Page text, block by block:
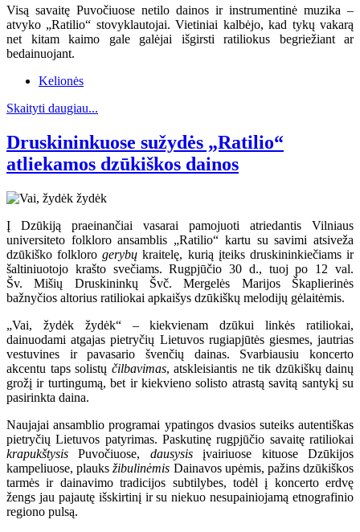
Visą savaitę Puvočiuose netilo dainos ir instrumentinė muzika –
atvyko „Ratilio“ stovyklautojai. Vietiniai kalbėjo, kad tykų vakarą
net kitam kaimo gale galėjai išgirsti ratiliokus begriežiant ar
bedainuojant.
Kelionės
Skaityti daugiau...
Druskininkuose sužydės „Ratilio“
atliekamos dzūkiškos dainos
Į Dzūkiją praeinančiai vasarai pamojuoti atriedantis Vilniaus
universiteto folkloro ansamblis „Ratilio“ kartu su savimi atsiveža
dzūkiško folklorogerybų kraitelę, kurią įteiks druskininkiečiams ir
šaltiniuotojo krašto svečiams. Rugpjūčio 30 d., tuoj po 12 val.
Šv. Mišių Druskininkų Švč. Mergelės Marijos Škaplierinės
bažnyčios altorius ratiliokai apkaišys dzūkiškų melodijų gėlaitėmis.
„Vai, žydėk žydėk“ – kiekvienam dzūkui linkės ratiliokai,
dainuodami atgajas pietryčių Lietuvos rugiapjūtės giesmes, jautrias
vestuvines ir pavasario švenčių dainas. Svarbiausiu koncerto
akcentu taps solistų čilbavimas, atskleisiantis ne tik dzūkiškų dainų
grožį ir turtingumą, bet ir kiekvieno solisto atrastą savitą santykį su
pasirinkta daina.
Naujajai ansamblio programai ypatingos dvasios suteiks autentiškas
pietryčių Lietuvos patyrimas. Paskutinę rugpjūčio savaitę ratiliokai
krapukštysis Puvočiuose, dausysisįvairiuose kituose Dzūkijos
kampeliuose, plauksžibulinėmis Dainavos upėmis, pažins dzūkiškos
tarmės ir dainavimo tradicijos subtilybes, todėl į koncerto erdvę
žengs jau pajautę išskirtinį ir su niekuo nesupainiojamą etnografinio
regiono pulsą.